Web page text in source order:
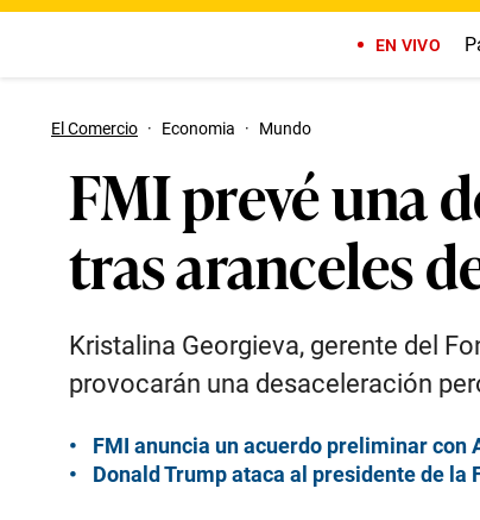
EN VIVO
El Comercio · Economia · Mundo
FMI prevé una
tras aranceles
Kristalina Georgieva, gerente del
provocarán una desaceleración
FMI anuncia un acuerdo preliminar con
Donald Trump ataca al presidente de